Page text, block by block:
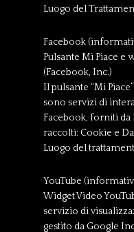
Luogo del
Facebook
Pulsante Mi Piace e
(Facebook, Inc.)
Il pulsante “Mi
sono servizi di
Facebook, forniti da
raccolti: Cookie e
Luogo del
YouTube
Widget Video
servizio di
gestito da Google